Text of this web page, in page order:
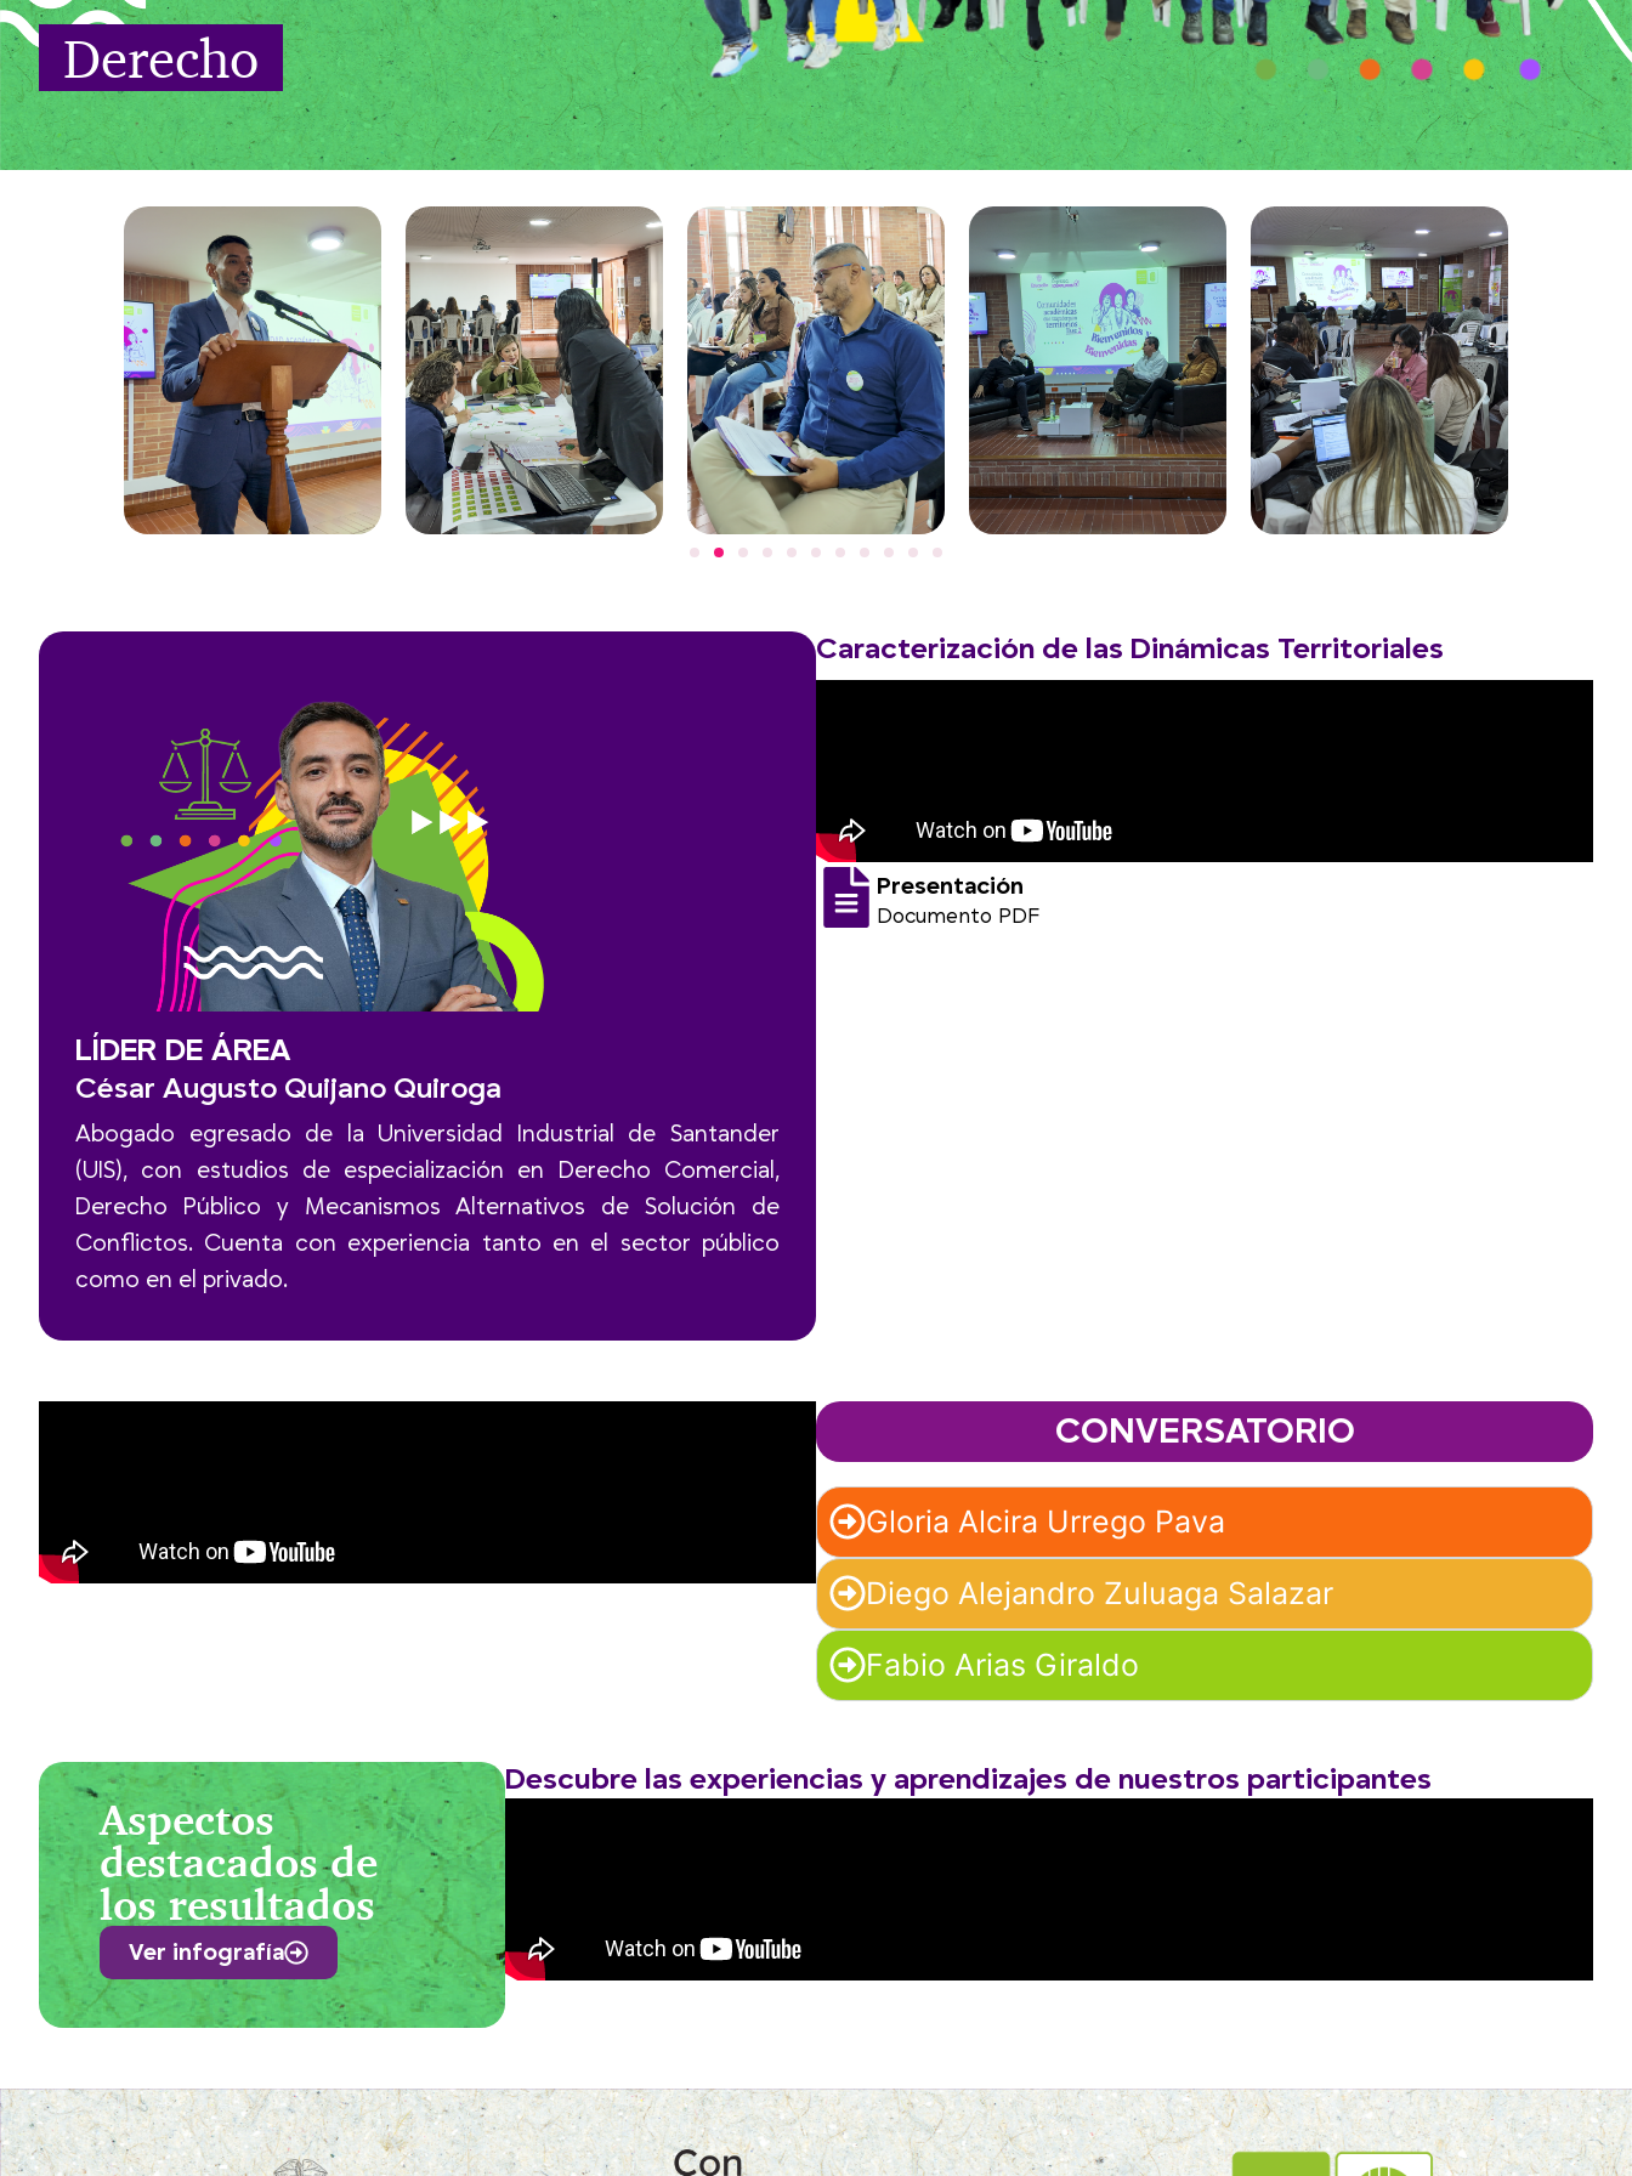
Derecho
LÍDER DE ÁREA
César Augusto Quijano Quiroga
Abogado egresado de la Universidad Industrial de Santander
(UIS), con estudios de especialización en Derecho Comercial,
Derecho Público y Mecanismos Alternativos de Solución de
Conflictos. Cuenta con experiencia tanto en el sector público
como en el privado.
Caracterización de las Dinámicas Territoriales
Presentación
Documento PDF
Gloria Alcira Urrego Pava
Diego Alejandro Zuluaga Salazar
Fabio Arias Giraldo
CONVERSATORIO
Aspectos
destacados de
los resultados
Ver infografía
Descubre las experiencias y aprendizajes de nuestros participantes